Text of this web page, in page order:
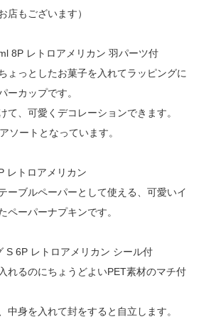
店もございます）
8P レトロアメリカン 羽パーツ付
ょっとしたお菓子を入れてラッピングに
ーカップです。
て、可愛くデコレーションできます。
ソートとなっています。
レトロアメリカン
ーブルペーパーとして使える、可愛いイ
ペーパーナプキンです。
S 6P レトロアメリカン シール付
れるのにちょうどよいPET素材のマチ付
中身を入れて封をすると自立します。